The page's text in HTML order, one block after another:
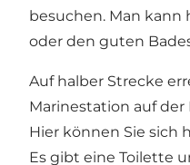
besuchen. Man kann
oder den guten
Auf halber Strecke
Marinestation auf der
Hier können Sie sich
Es gibt eine Toilette